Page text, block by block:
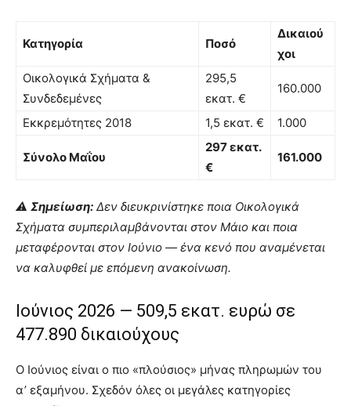
Κατηγορία Ποσό
Δικαιού
χοι
Οικολογικά Σχήματα &
Συνδεδεμένες
295,5
εκατ. €
160.000
Εκκρεμότητες 2018 1,5 εκατ. € 1.000
Σύνολο Μαΐου
297 εκατ.
€
161.000
⚠️ Σημείωση: Δεν διευκρινίστηκε ποια Οικολογικά
Σχήματα συμπεριλαμβάνονται στον Μάιο και ποια
μεταφέρονται στον Ιούνιο — ένα κενό που αναμένεται
να καλυφθεί με επόμενη ανακοίνωση.
Ιούνιος 2026 — 509,5 εκατ. ευρώ σε
477.890 δικαιούχους
Ο Ιούνιος είναι ο πιο «πλούσιος» μήνας πληρωμών του
α’ εξαμήνου. Σχεδόν όλες οι μεγάλες κατηγορίες